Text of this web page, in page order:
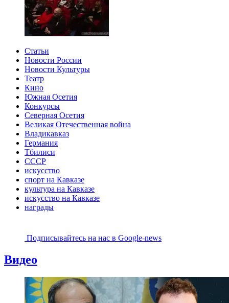
Статьи
Новости России
Новости Культуры
Театр
Кино
Южная Осетия
Конкурсы
Северная Осетия
Великая Отечественная война
Владикавказ
Германия
Тбилиси
СССР
искусство
спорт на Кавказе
культура на Кавказе
искусство на Кавказе
награды
Подписывайтесь на наc в Google-news
Видео